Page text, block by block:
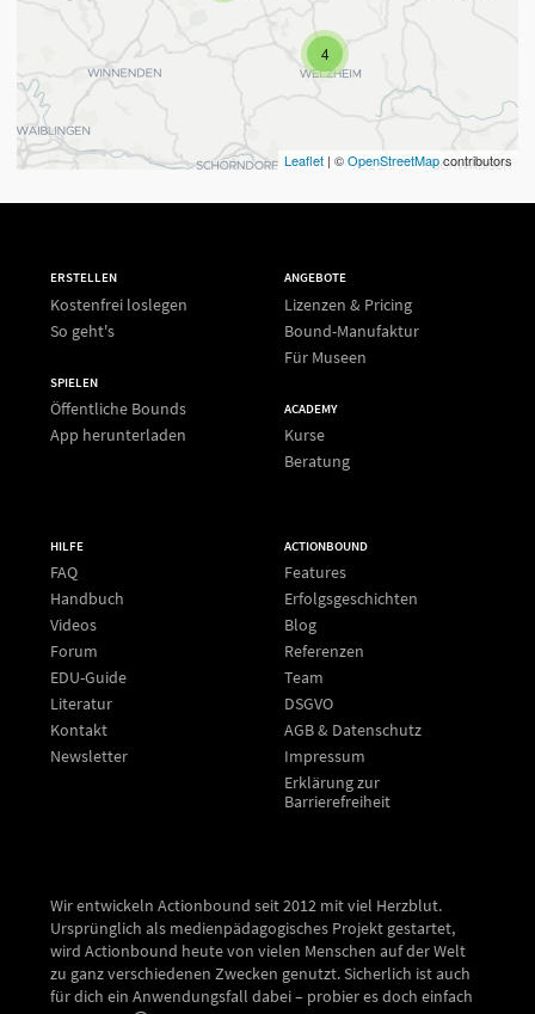
4
Leaflet | ©OpenStreetMapcontributors
ERSTELLEN
Kostenfrei loslegen
So geht's
SPIELEN
Öffentliche Bounds
App herunterladen
ANGEBOTE
Lizenzen & Pricing
Bound-Manufaktur
Für Museen
ACADEMY
Kurse
Beratung
HILFE
FAQ
Handbuch
Videos
Forum
EDU-Guide
Literatur
Kontakt
Newsletter
ACTIONBOUND
Features
Erfolgsgeschichten
Blog
Referenzen
Team
DSGVO
AGB & Datenschutz
Impressum
Erklärung zur
Barrierefreiheit
Wir entwickeln Actionbound seit 2012 mit viel Herzblut.
Ursprünglich als medienpädagogisches Projekt gestartet,
wird Actionbound heute von vielen Menschen auf der Welt
zu ganz verschiedenen Zwecken genutzt. Sicherlich ist auch
für dich ein Anwendungsfall dabei – probier es doch einfach